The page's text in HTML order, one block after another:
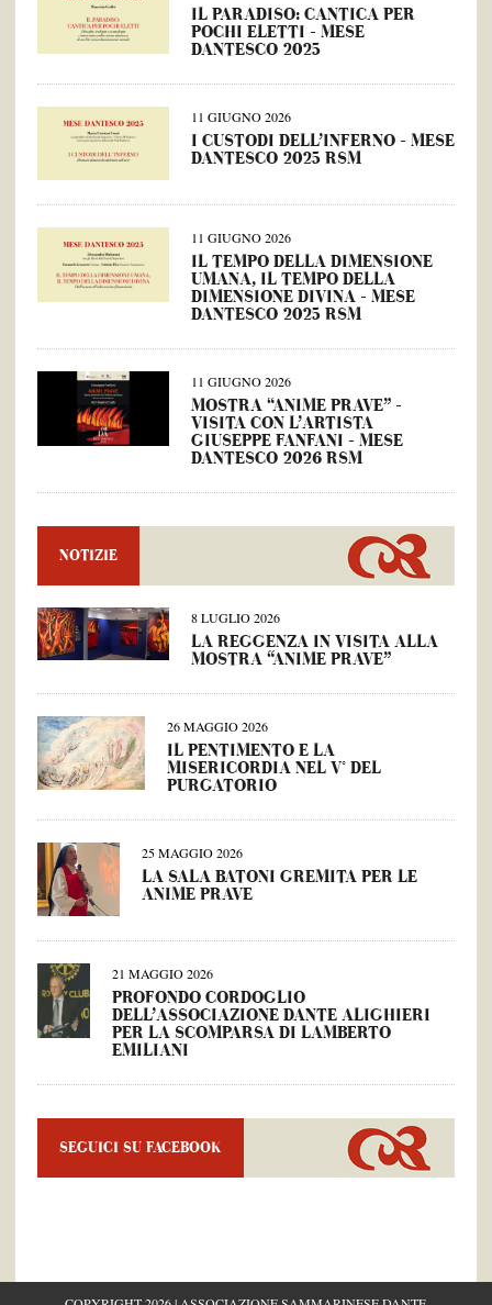
IL PARADISO: CANTICA PER
POCHI ELETTI – MESE
DANTESCO 2025
11 GIUGNO 2026
I CUSTODI DELL’INFERNO – MESE
DANTESCO 2025 RSM
11 GIUGNO 2026
IL TEMPO DELLA DIMENSIONE
UMANA, IL TEMPO DELLA
DIMENSIONE DIVINA – MESE
DANTESCO 2025 RSM
11 GIUGNO 2026
MOSTRA “ANIME PRAVE” –
VISITA CON L’ARTISTA
GIUSEPPE FANFANI – MESE
DANTESCO 2026 RSM
NOTIZIE
8 LUGLIO 2026
LA REGGENZA IN VISITA ALLA
MOSTRA “ANIME PRAVE”
26 MAGGIO 2026
IL PENTIMENTO E LA
MISERICORDIA NEL V° DEL
PURGATORIO
25 MAGGIO 2026
LA SALA BATONI GREMITA PER LE
ANIME PRAVE
21 MAGGIO 2026
PROFONDO CORDOGLIO
DELL’ASSOCIAZIONE DANTE ALIGHIERI
PER LA SCOMPARSA DI LAMBERTO
EMILIANI
SEGUICI SU FACEBOOK